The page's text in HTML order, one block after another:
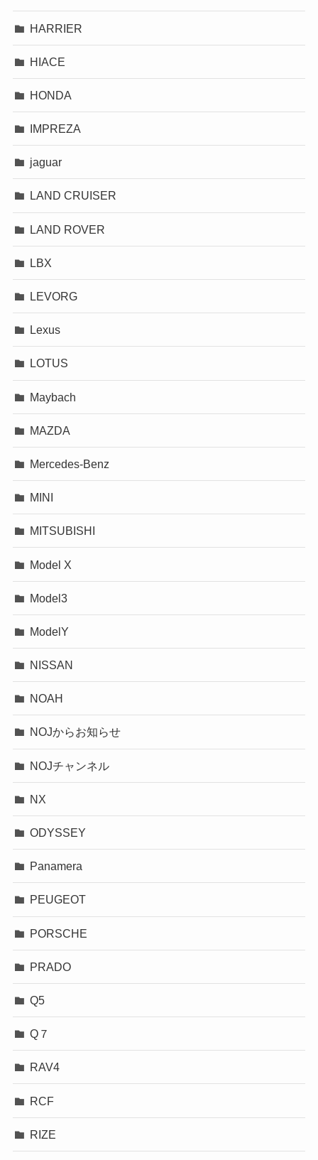
HARRIER
HIACE
HONDA
IMPREZA
jaguar
LAND CRUISER
LAND ROVER
LBX
LEVORG
Lexus
LOTUS
Maybach
MAZDA
Mercedes-Benz
MINI
MITSUBISHI
Model X
Model3
ModelY
NISSAN
NOAH
NOJからお知らせ
NOJチャンネル
NX
ODYSSEY
Panamera
PEUGEOT
PORSCHE
PRADO
Q5
Q７
RAV4
RCF
RIZE